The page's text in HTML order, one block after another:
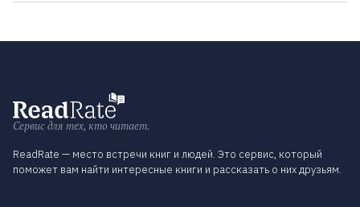
Сервис для тех, кто читает.
ReadRate — место встречи книг и людей. Это сервис, который
поможет вам найти интересные книги и рассказать о них друзьям.